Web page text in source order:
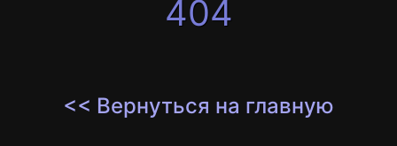
404
<< Вернуться на главную